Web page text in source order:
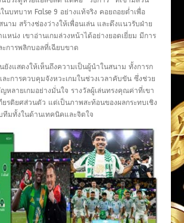
ในบทบาท False 9 อย่างแท้จริง คอยถอยต่ำเพื่อ
นาม สร้างช่องว่างให้เพื่อนเล่น และดึงแนวรับฝ่าย
หน่ง เขาอ่านเกมล่วงหน้าได้อย่างยอดเยี่ยม มีการ
การพลิกบอลที่เฉียบขาด
ยังแสดงให้เห็นถึงความเป็นผู้นำในสนาม ทั้งการก
ะการควบคุมจังหวะเกมในช่วงเวลาคับขัน ซึ่งช่วย
ลายเกมอย่างมั่นใจ รางวัลผู้เล่นทรงคุณค่าที่เขา
ยรติยศส่วนตัว แต่เป็นภาพสะท้อนของผลกระทบเชิง
ทีมทั้งในด้านเทคนิคและจิตใจ